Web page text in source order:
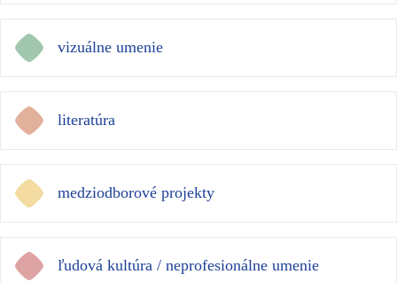
vizuálne umenie
literatúra
medziodborové projekty
ľudová kultúra / neprofesionálne umenie